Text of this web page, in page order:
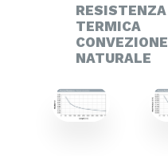
RESISTENZA
TERMICA
CONVEZIONE
NATURALE